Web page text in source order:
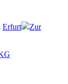
Erfurt
Zur